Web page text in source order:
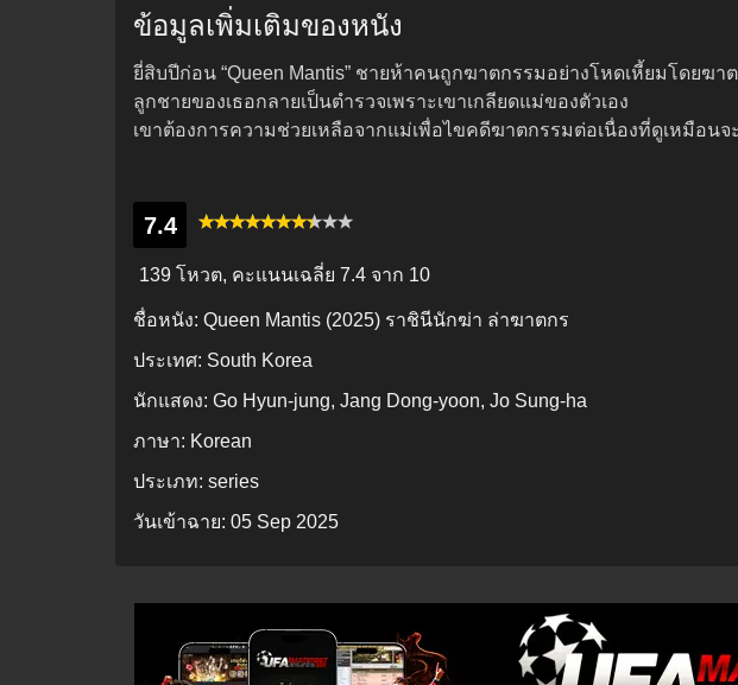
ข้อมูลเพิ่มเติมของหนัง
ยี่สิบปีก่อน “Queen Mantis” ชายห้าคนถูกฆาตกรรมอย่างโหดเหี้ยมโดยฆ
ลูกชายของเธอกลายเป็นตำรวจเพราะเขาเกลียดแม่ของตัวเอง
เขาต้องการความช่วยเหลือจากแม่เพื่อไขคดีฆาตกรรมต่อเนื่องที่ดูเหมือน
7.4
139 โหวต, คะแนนเฉลี่ย 7.4 จาก 10
ชื่อหนัง: Queen Mantis (2025) ราชินีนักฆ่า ล่าฆาตกร
ประเทศ: South Korea
นักแสดง: Go Hyun-jung, Jang Dong-yoon, Jo Sung-ha
ภาษา: Korean
ประเภท: series
วันเข้าฉาย: 05 Sep 2025